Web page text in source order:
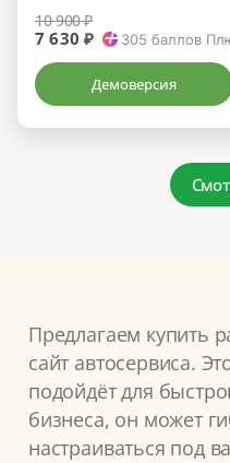
10 900 ₽
7 630 ₽ 305 баллов
Демоверсия
Предлагаем купить
сайт автосервиса.
подойдёт для
бизнеса, он может
настраиваться под